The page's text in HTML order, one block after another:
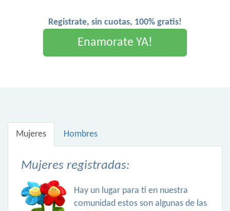
Registrate, sin cuotas, 100% gratis!
Enamorate YA!
Mujeres Hombres
Mujeres registradas:
Hay un lugar para ti en nuestra
comunidad estos son algunas de las